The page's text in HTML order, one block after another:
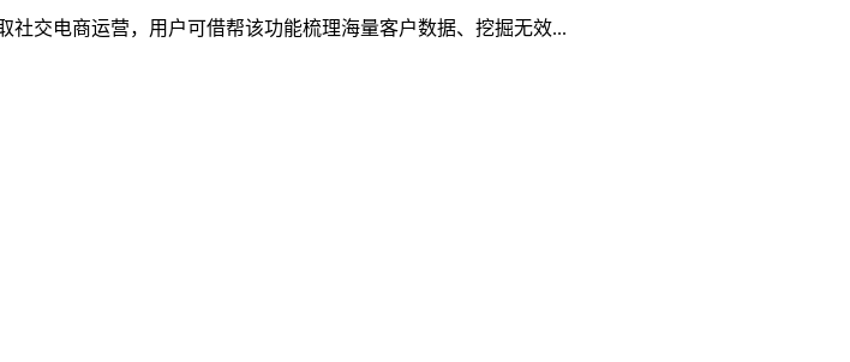
交电商运营，用户可借帮该功能梳理海量客户数据、挖掘无效...